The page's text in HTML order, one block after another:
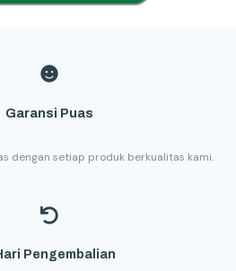
Garansi Puas
dengan setiap produk berkualitas kami.
Pengembalian